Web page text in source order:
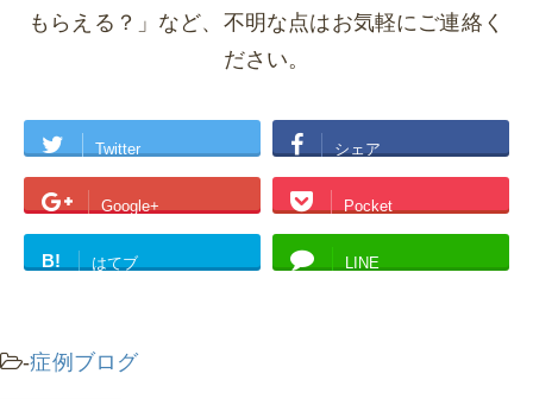
もらえる？」など、不明な点はお気軽にご連絡く
ださい。
Twitter シェア
Google+ Pocket
B! はてブ LINE
-症例ブログ